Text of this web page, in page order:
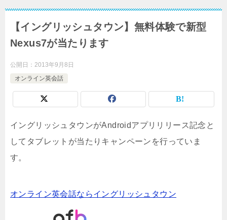
【イングリッシュタウン】無料体験で新型
Nexus7が当たります
公開日： 2013年9月8日
オンライン英会話
イングリッシュタウンがAndroidアプリリリース記念と
してタブレットが当たりキャンペーンを行っていま
す。
オンライン英会話ならイングリッシュタウン